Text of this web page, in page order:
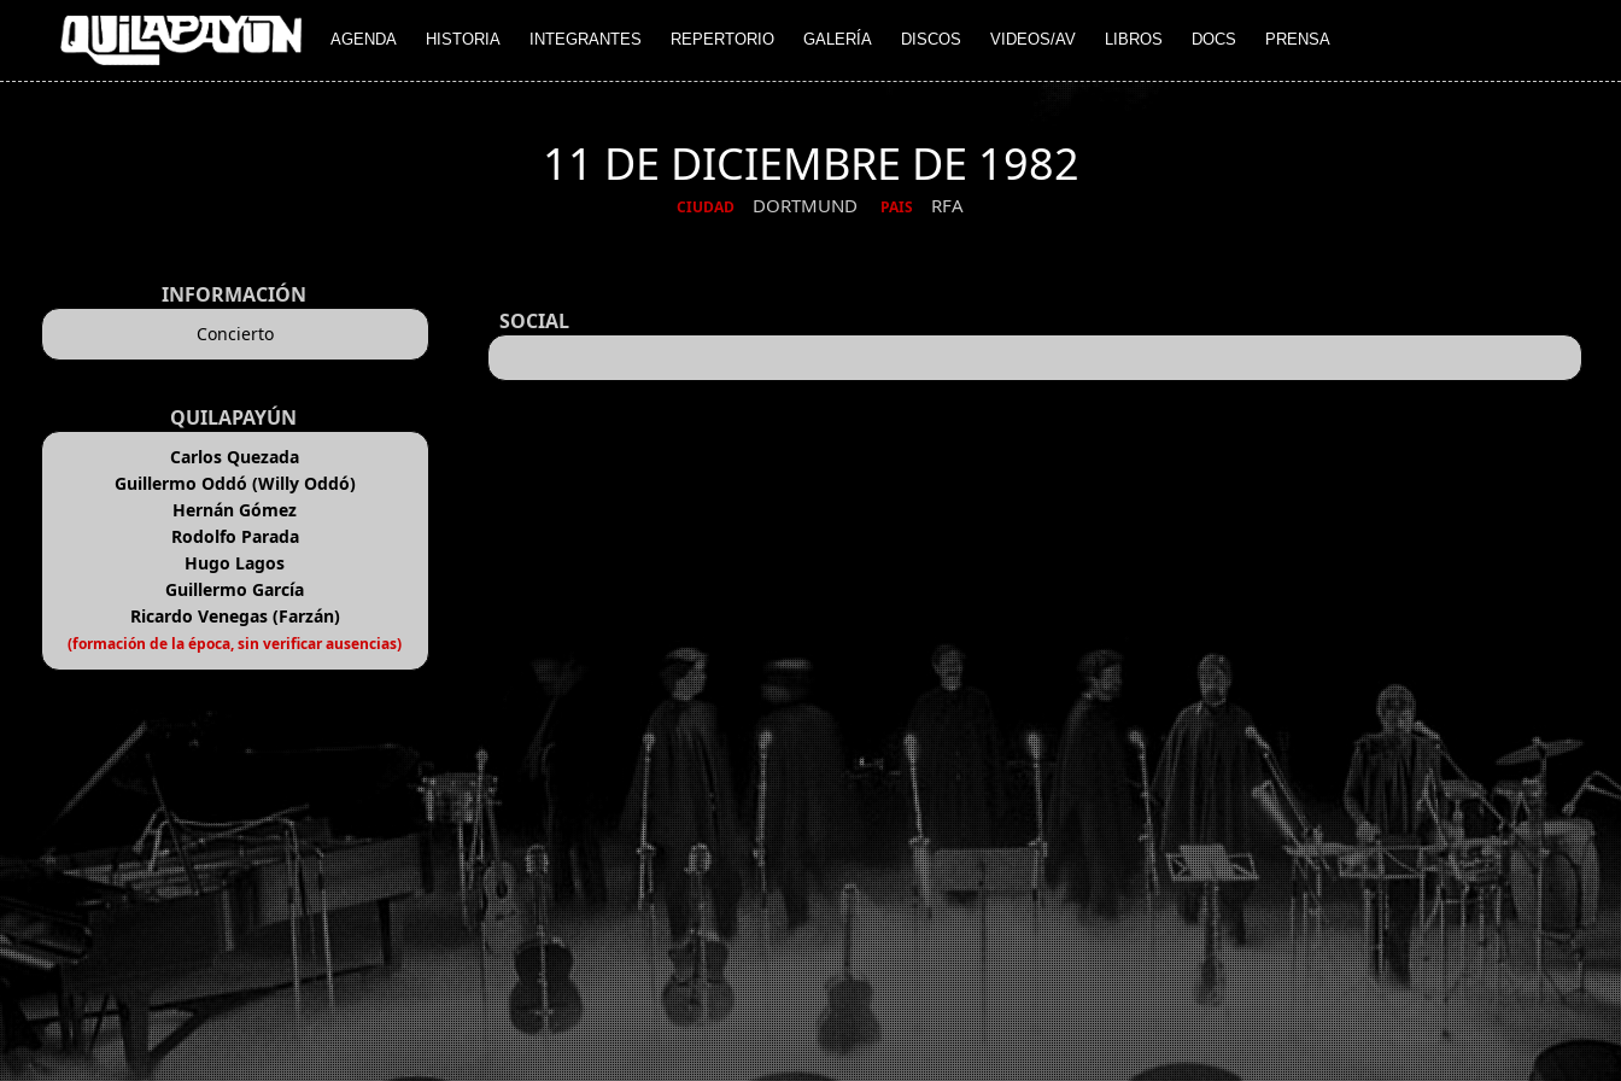
AGENDA HISTORIA INTEGRANTES REPERTORIO GALERÍA DISCOS VIDEOS/AV LIBROS DOCS PRENSA
11 DE DICIEMBRE DE 1982
CIUDAD DORTMUND PAIS RFA
INFORMACIÓN
Concierto
QUILAPAYÚN
Carlos Quezada
Guillermo Oddó (Willy Oddó)
Hernán Gómez
Rodolfo Parada
Hugo Lagos
Guillermo García
Ricardo Venegas (Farzán)
(formación de la época, sin verificar ausencias)
SOCIAL